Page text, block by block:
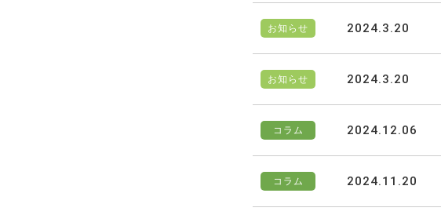
お知らせ 2024.3.20
お知らせ 2024.3.20
コラム 2024.12.06
コラム 2024.11.20